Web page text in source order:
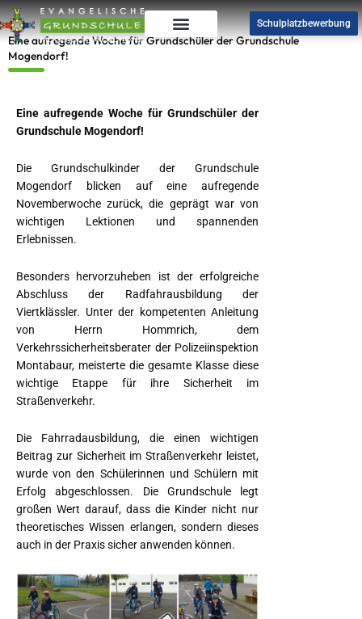
Zum
Inhalt
springen
Schulplatzbewerbung
Eine aufregende Woche für Grundschüler der Grundschule
Mogendorf!
Eine aufregende Woche für Grundschüler der
Grundschule Mogendorf!
Die Grundschulkinder der Grundschule
Mogendorf blicken auf eine aufregende
Novemberwoche zurück, die geprägt war von
wichtigen Lektionen und spannenden
Erlebnissen.
Besonders hervorzuheben ist der erfolgreiche
Abschluss der Radfahrausbildung der
Viertklässler. Unter der kompetenten Anleitung
von Herrn Hommrich, dem
Verkehrssicherheitsberater der Polizeiinspektion
Montabaur, meisterte die gesamte Klasse diese
wichtige Etappe für ihre Sicherheit im
Straßenverkehr.
Die Fahrradausbildung, die einen wichtigen
Beitrag zur Sicherheit im Straßenverkehr leistet,
wurde von den Schülerinnen und Schülern mit
Erfolg abgeschlossen. Die Grundschule legt
großen Wert darauf, dass die Kinder nicht nur
theoretisches Wissen erlangen, sondern dieses
auch in der Praxis sicher anwenden können.